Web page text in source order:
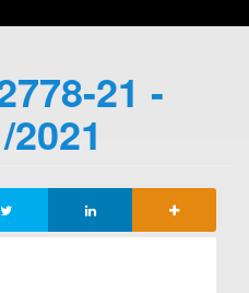
21 -
2021